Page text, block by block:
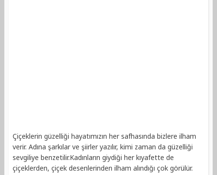
Çiçeklerin güzelliği hayatımızın her safhasında bizlere ilham
verir. Adına şarkılar ve şiirler yazılır, kimi zaman da güzelliği
sevgiliye benzetilir.Kadınların giydiği her kıyafette de
çiçeklerden, çiçek desenlerinden ilham alındığı çok görülür.